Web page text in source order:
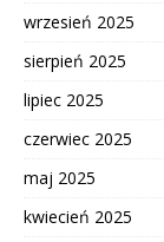
wrzesień 2025
sierpień 2025
lipiec 2025
czerwiec 2025
maj 2025
kwiecień 2025